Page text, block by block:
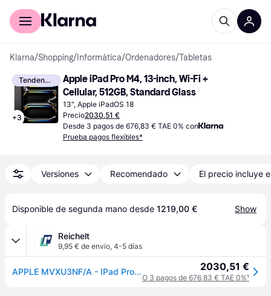
Comprar con Klarna
Klarna/Shopping/ Informática/Ordenadores/Tabletas
Tendencia
+3
Apple iPad Pro M4, 13-inch, Wi-Fi +
Cellular, 512GB, Standard Glass
13", Apple iPadOS 18
Precio2030,51 €
Desde 3 pagos de 676,83 € TAE 0% con
Prueba pagos flexibles*
Versiones Recomendado El precio incluye
Disponible de segunda mano desde 1219,00 € Show
Reichelt
9,95 € de envío, 4-5 días
APPLE MVXU3NF/A - IPad Pro 13 Wi-Fi + celular, 512GB, negro 2030,51 €
O 3 pagos de 676,83 € TAE 0%¹